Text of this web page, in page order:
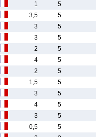
1 5
3,5 5
3 5
3 5
2 5
4 5
2 5
1,5 5
3 5
4 5
3 5
0,5 5